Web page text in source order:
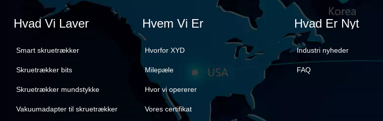
Hvad Vi Laver
Smart skruetrækker
Skruetrækker bits
Skruetrækker mundstykke
Vakuumadapter til skruetrækker
Hvem Vi Er
Hvorfor XYD
Milepæle
Hvor vi opererer
Vores certifikat
Hvad Er Nyt
Industri nyheder
FAQ